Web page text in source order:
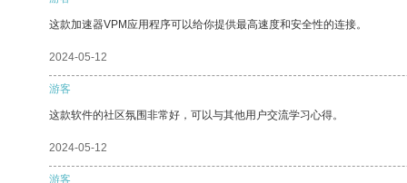
这款加速器VPM应用程序可以给你提供最高速度和安全性的连接。
2024-05-12
游客
这款软件的社区氛围非常好，可以与其他用户交流学习心得。
2024-05-12
游客